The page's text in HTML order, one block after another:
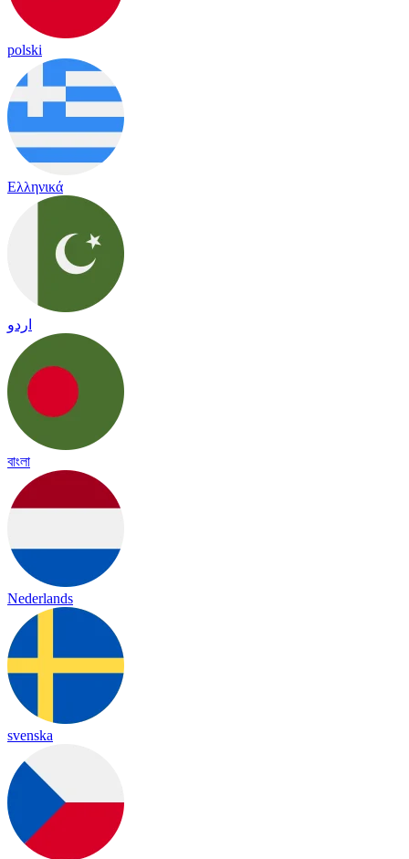
polski
Ελληνικά
اردو
বাংলা
Nederlands
svenska